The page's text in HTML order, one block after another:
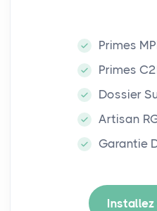
Primes
Primes
Dossier
Artisan
Garantie
Installez